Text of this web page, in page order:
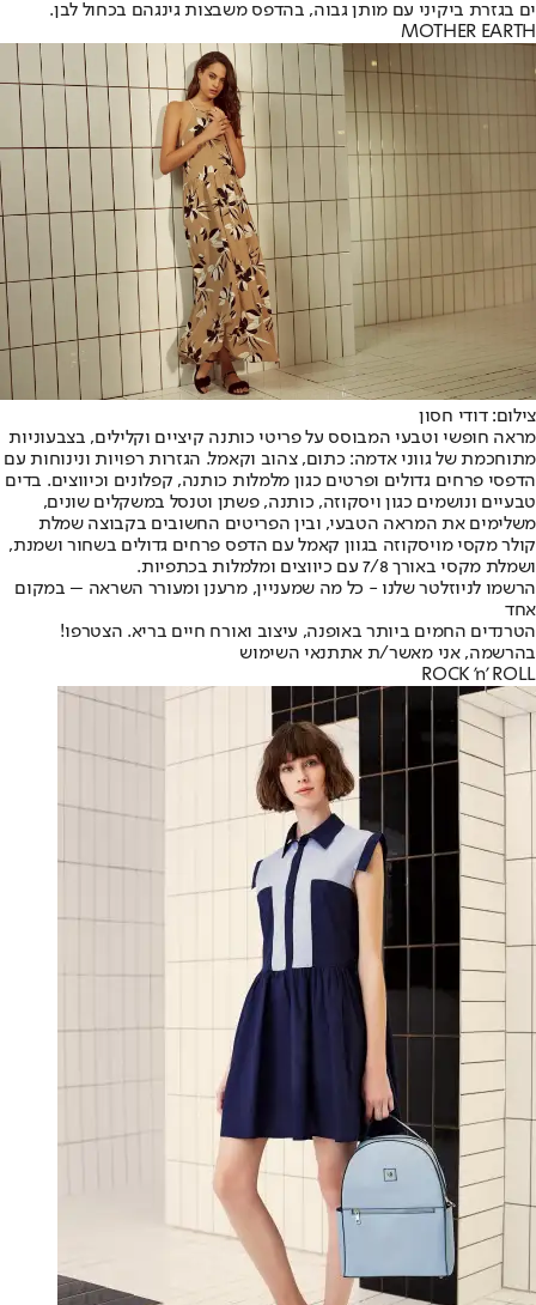
ים בגזרת ביקיני עם מותן גבוה, בהדפס משבצות גינגהם בכחול לבן.
MOTHER EARTH
צילום: דודי חסון
מראה חופשי וטבעי המבוסס על פריטי כותנה קיציים וקלילים, בצבעוניות
מתוחכמת של גווני אדמה: כתום, צהוב וקאמל. הגזרות רפויות ונינוחות עם
הדפסי פרחים גדולים ופרטים כגון מלמלות כותנה, קפלונים וכיווצים. בדים
טבעיים ונושמים כגון ויסקוזה, כותנה, פשתן וטנסל במשקלים שונים,
משלימים את המראה הטבעי, ובין הפריטים החשובים בקבוצה שמלת
קולר מקסי מויסקוזה בגוון קאמל עם הדפס פרחים גדולים בשחור ושמנת,
ושמלת מקסי באורך 7/8 עם כיווצים ומלמלות בכתפיות.
הרשמו לניוזלטר שלנו - כל מה שמעניין, מרענן ומעורר השראה – במקום
אחד
הטרנדים החמים ביותר באופנה, עיצוב ואורח חיים בריא. הצטרפו!
בהרשמה, אני מאשר/ת אתתנאי השימוש
ROCK 'n' ROLL